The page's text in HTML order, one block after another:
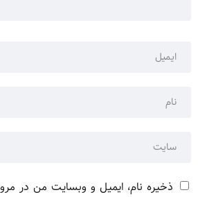
ذخیره نام، ایمیل و وبسایت من در